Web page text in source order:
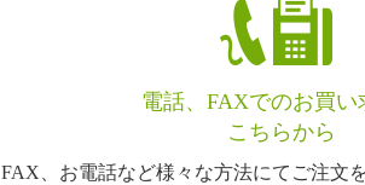
電話、FAXでのお買い
こちらから
FAX、お電話など様々な方法にてご注文